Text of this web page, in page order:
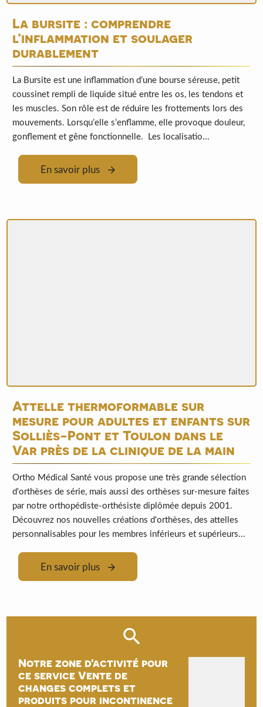
La bursite : comprendre
l’inflammation et soulager
durablement
La Bursite est une inflammation d’une bourse séreuse, petit
coussinet rempli de liquide situé entre les os, les tendons et
les muscles. Son rôle est de réduire les frottements lors des
mouvements. Lorsqu’elle s’enflamme, elle provoque douleur,
gonflement et gêne fonctionnelle. Les localisatio...
En savoir plus
Attelle thermoformable sur
mesure pour adultes et enfants sur
Solliès-Pont et Toulon dans le
Var près de la clinique de la main
Ortho Médical Santé vous propose une très grande sélection
d'orthèses de série, mais aussi des orthèses sur-mesure faites
par notre orthopédiste-orthésiste diplômée depuis 2001.
Découvrez nos nouvelles créations d'orthèses, des attelles
personnalisables pour les membres inférieurs et supérieurs...
En savoir plus
Notre zone d'activité pour
ce service Vente de
changes complets et
produits pour incontinence